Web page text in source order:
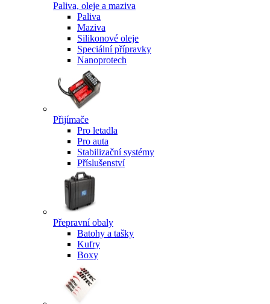
Paliva, oleje a maziva
Paliva
Maziva
Silikonové oleje
Speciální přípravky
Nanoprotech
Přijímače
Pro letadla
Pro auta
Stabilizační systémy
Příslušenství
Přepravní obaly
Batohy a tašky
Kufry
Boxy